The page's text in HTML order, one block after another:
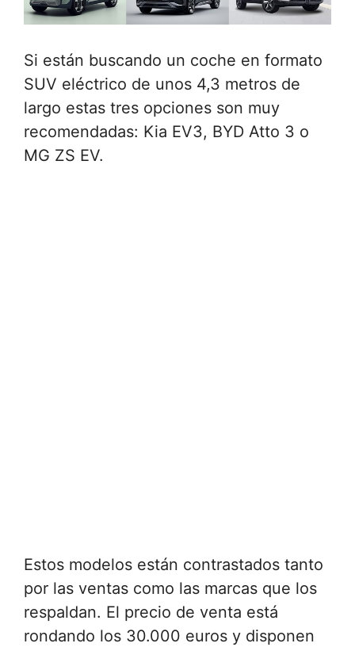
Si están buscando un coche en formato
SUV eléctrico de unos 4,3 metros de
largo estas tres opciones son muy
recomendadas: Kia EV3, BYD Atto 3 o
MG ZS EV.
Estos modelos están contrastados tanto
por las ventas como las marcas que los
respaldan. El precio de venta está
rondando los 30.000 euros y disponen